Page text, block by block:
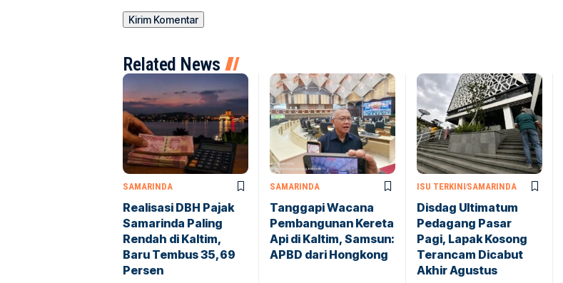
Related News
SAMARINDA
Realisasi DBH Pajak
Samarinda Paling
Rendah di Kaltim,
Baru Tembus 35,69
Persen
SAMARINDA
Tanggapi Wacana
Pembangunan Kereta
Api di Kaltim, Samsun:
APBD dari Hongkong
ISU TERKINISAMARINDA
Disdag Ultimatum
Pedagang Pasar
Pagi, Lapak Kosong
Terancam Dicabut
Akhir Agustus